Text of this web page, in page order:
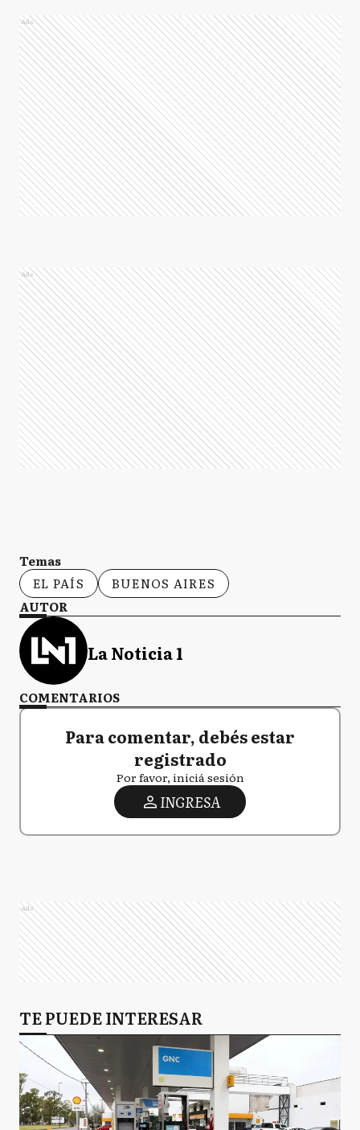
Ads
Ads
Temas
EL PAÍS
BUENOS AIRES
AUTOR
La Noticia 1
COMENTARIOS
Para comentar, debés estar
registrado
Por favor, iniciá sesión
INGRESA
Ads
TE PUEDE INTERESAR